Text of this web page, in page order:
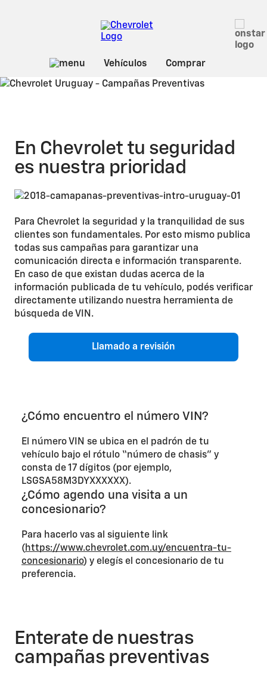
En Chevrolet tu seguridad
es nuestra prioridad
Para Chevrolet la seguridad y la tranquilidad de sus
clientes son fundamentales. Por esto mismo publica
todas sus campañas para garantizar una
comunicación directa e información transparente.
En caso de que existan dudas acerca de la
información publicada de tu vehículo, podés verificar
directamente utilizando nuestra herramienta de
búsqueda de VIN.
Llamado a revisión
¿Cómo encuentro el número VIN?
El número VIN se ubica en el padrón de tu
vehículo bajo el rótulo “número de chasis” y
consta de 17 dígitos (por ejemplo,
LSGSA58M3DYXXXXXX).
¿Cómo agendo una visita a un
concesionario?
Para hacerlo vas al siguiente link
(https://www.chevrolet.com.uy/encuentra-tu-
concesionario) y elegís el concesionario de tu
preferencia.
Enterate de nuestras
campañas preventivas